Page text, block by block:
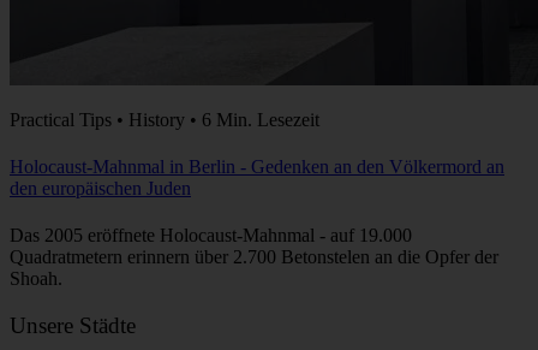
Practical Tips • History • 6 Min. Lesezeit
Holocaust-Mahnmal in Berlin - Gedenken an den Völkermord an
den europäischen Juden
Das 2005 eröffnete Holocaust-Mahnmal - auf 19.000
Quadratmetern erinnern über 2.700 Betonstelen an die Opfer der
Shoah.
Unsere Städte